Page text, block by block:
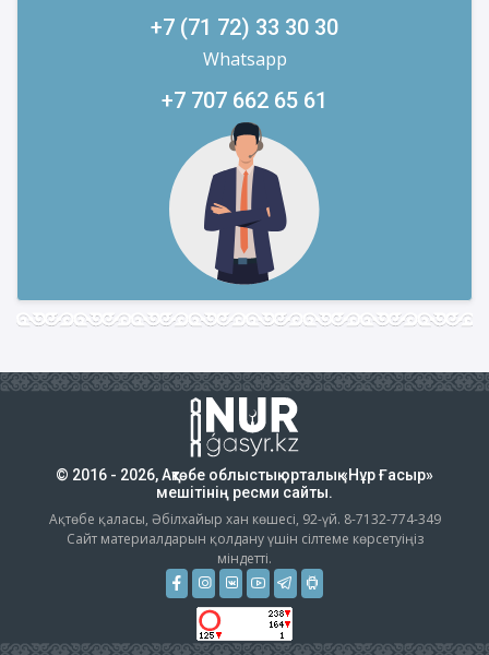
+7 (71 72) 33 30 30
Whatsapp
+7 707 662 65 61
© 2016 - 2026, Ақтөбе облыстық орталық «Нұр Ғасыр»
мешітінің ресми сайты.
Ақтөбе қаласы, Әбілхайыр хан көшесі, 92-үй. 8-7132-774-349
Сайт материалдарын қолдану үшін сілтеме көрсетуіңіз
міндетті.